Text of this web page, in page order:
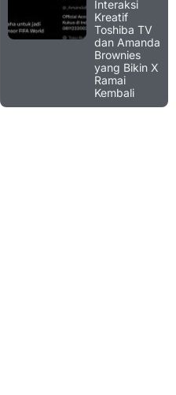
Interaksi
Kreatif
Toshiba TV
dan Amanda
Brownies
yang Bikin X
Ramai
Kembali